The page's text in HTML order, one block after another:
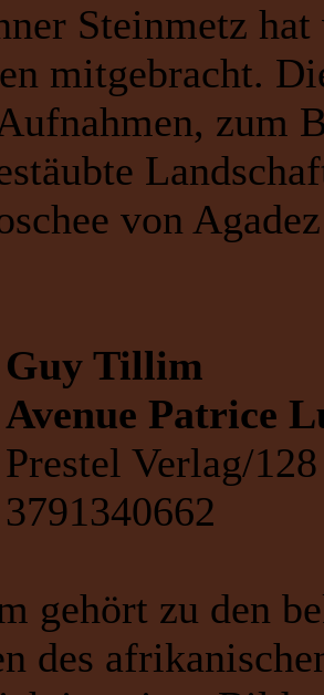
Steinmetz
mitgebracht.
zum
von
Guy Tillim
Avenue Patrice
Prestel Verlag/
3791340662
gehört zu den
des